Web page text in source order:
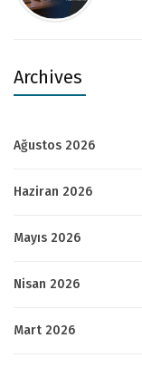
Archives
Ağustos 2026
Haziran 2026
Mayıs 2026
Nisan 2026
Mart 2026